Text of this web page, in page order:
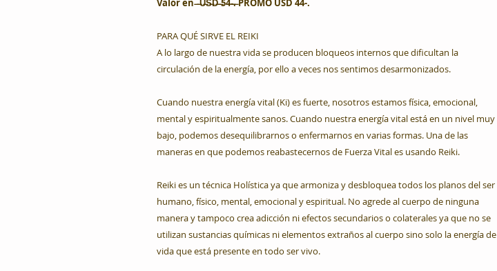
Valor en ̶ ̶U̶S̶D̶ ̶54-̶.̶ PROMO USD 44-.
PARA QUÉ SIRVE EL REIKI
A lo largo de nuestra vida se producen bloqueos internos que dificultan la
circulación de la energía, por ello a veces nos sentimos desarmonizados.
Cuando nuestra energía vital (Ki) es fuerte, nosotros estamos física, emocional,
mental y espiritualmente sanos. Cuando nuestra energía vital está en un nivel muy
bajo, podemos desequilibrarnos o enfermarnos en varias formas. Una de las
maneras en que podemos reabastecernos de Fuerza Vital es usando Reiki.
Reiki es un técnica Holística ya que armoniza y desbloquea todos los planos del ser
humano, físico, mental, emocional y espiritual. No agrede al cuerpo de ninguna
manera y tampoco crea adicción ni efectos secundarios o colaterales ya que no se
utilizan sustancias químicas ni elementos extraños al cuerpo sino solo la energía de
vida que está presente en todo ser vivo.